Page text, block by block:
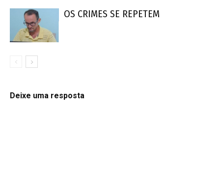
OS CRIMES SE REPETEM
Deixe uma resposta